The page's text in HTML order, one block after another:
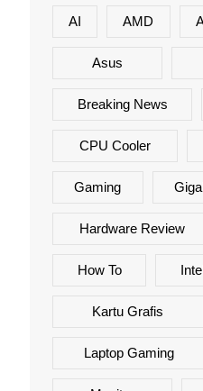
AI AMD
Asus
Breaking News
CPU Cooler
Gaming
Hardware Review
How To
Kartu Grafis
Laptop Gaming